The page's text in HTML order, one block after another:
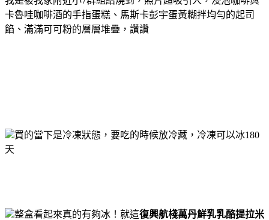
卡魯哇咖啡酒的手指蛋糕、馬斯卡彭宇蛋黃糊拌均勻的起司
餡、滿滿可可粉的層層堆疊，讚讚
買的當下是冷凍狀態，要吃的時候放冷藏，冷凍可以冰180
天
整盒看起來真的有夠冰！就這復興航棧萬丹鮮乳乳酪提拉米